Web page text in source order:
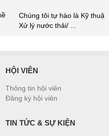
Chúng tôi tự hào là Kỹ thuật viên
Xử lý nước thải/ ...
HỘI VIÊN
Thông tin hội viên
Đăng ký hội viên
TIN TỨC & SỰ KIỆN